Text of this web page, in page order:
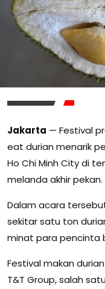
Jakarta — Festival
eat durian menarik
Ho Chi Minh City di
melanda akhir pekan.
Dalam acara
sekitar satu ton
minat para pencinta
Festival makan
T&T Group, salah